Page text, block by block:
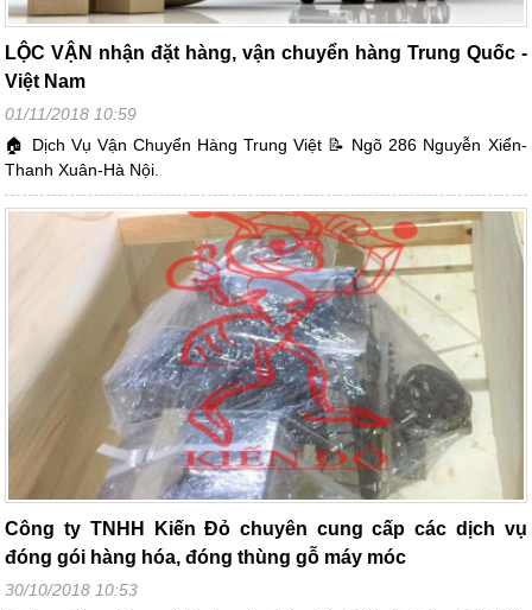
LỘC VẬN nhận đặt hàng, vận chuyển hàng Trung Quốc -
Việt Nam
01/11/2018 10:59
🏠 Dịch Vụ Vận Chuyển Hàng Trung Việt 📝 Ngõ 286 Nguyễn Xiển-
Thanh Xuân-Hà Nội.
Công ty TNHH Kiến Đỏ chuyên cung cấp các dịch vụ
đóng gói hàng hóa, đóng thùng gỗ máy móc
30/10/2018 10:53